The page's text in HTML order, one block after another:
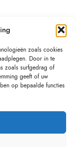
zoals cookies
Door in te
zoals surfgedrag of
geeft of uw
op bepaalde functies